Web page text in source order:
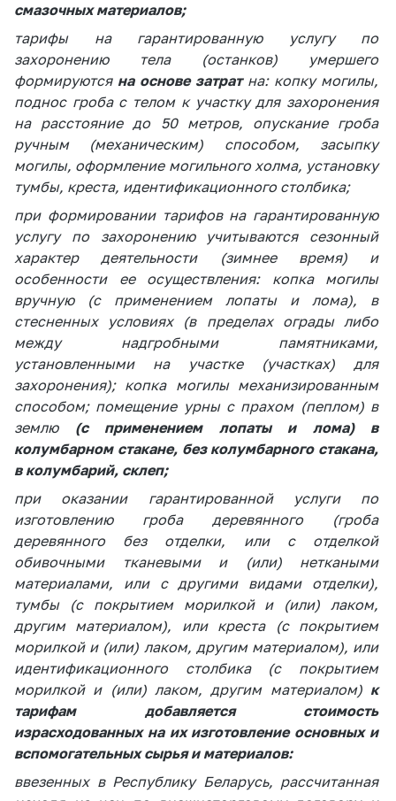
Важное на сайте
Сообщить о росте
цен
Ценообразование
на лекарственные
средства, изделия
медицинского
назначения и
медицинскую
технику
Решение Комиссии
по установлению
факта нарушения
(отсутствия)
нарушения
антимонопольного
законодательства
Предостережения и
предупреждения
Общественное
обсуждение
проектов
Маркировка
товаров
Упрощение условий
ведения бизнеса
Рекомендации по
предотвращению
распространения
COVID-19 для
субъектов торговли,
общественного
питания, бытового
обслуживания
Обучение по
вопросам
смазочных материалов;
тарифы на гарантированную услугу по
захоронению тела (останков) умершего
формируютсяна основе затратна: копку могилы,
поднос гроба с телом к участку для захоронения
на расстояние до 50 метров, опускание гроба
ручным (механическим) способом, засыпку
могилы, оформление могильного холма, установку
тумбы, креста, идентификационного столбика;
при формировании тарифов на гарантированную
услугу по захоронению учитываются сезонный
характер деятельности (зимнее время) и
особенности ее осуществления: копка могилы
вручную (с применением лопаты и лома), в
стесненных условиях (в пределах ограды либо
между надгробными памятниками,
установленными на участке (участках) для
захоронения); копка могилы механизированным
способом; помещение урны с прахом (пеплом) в
землю (с применением лопаты и лома) в
колумбарном стакане, без колумбарного стакана,
в колумбарий, склеп;
при оказании гарантированной услуги по
изготовлению гроба деревянного (гроба
деревянного без отделки, или с отделкой
обивочными тканевыми и (или) неткаными
материалами, или с другими видами отделки),
тумбы (с покрытием морилкой и (или) лаком,
другим материалом), или креста (с покрытием
морилкой и (или) лаком, другим материалом), или
идентификационного столбика (с покрытием
морилкой и (или) лаком, другим материалом) к
тарифам добавляется стоимость
израсходованных на их изготовление основных и
вспомогательных сырья и материалов:
ввезенных в Республику Беларусь, рассчитанная